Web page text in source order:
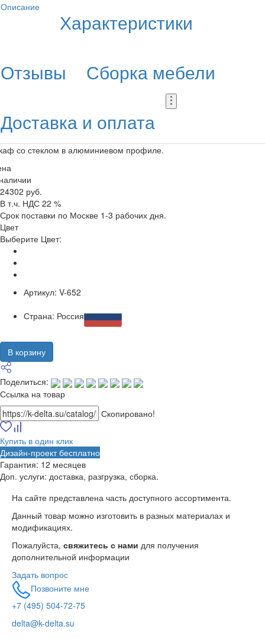
Описание
Характеристики
Отзывы
Сборка мебели
Доставка и оплата
со стеклом в алюминиевом профиле.
24302 руб.
В т.ч. НДС 22 %
Срок поставки по Москве 1-3 рабочих дня.
Цвет
Выберите Цвет:
Артикул: V-652
Страна: Россия
В корзину
Поделиться:
Ссылка на товар
Скопировано!
Купить в один клик
Дизайн-проект бесплатно
Гарантия: 12 месяцев
Доп. услуги: доставка, разгрузка, сборка.
На сайте представлена часть доступного ассортимента.
Данный товар можно изготовить в разных материалах и
модификациях.
Пожалуйста, свяжитесь с нами для получения
дополнительной информации
Задать вопрос
Позвоните мне
+7 (495) 504-72-75
delta@k-delta.su